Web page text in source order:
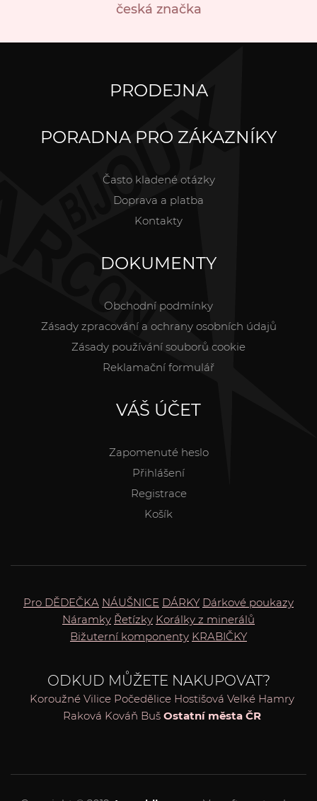
česká značka
PRODEJNA
PORADNA PRO ZÁKAZNÍKY
Často kladené otázky
Doprava a platba
Kontakty
DOKUMENTY
Obchodní podmínky
Zásady zpracování a ochrany osobních údajů
Zásady používání souborů cookie
Reklamační formulář
VÁŠ ÚČET
Zapomenuté heslo
Přihlášení
Registrace
Košík
Pro DĚDEČKA NÁUŠNICE DÁRKY Dárkové poukazy
Náramky Řetízky Korálky z minerálů
Bižuterní komponenty KRABIČKY
ODKUD MŮŽETE NAKUPOVAT?
Koroužné Vilice Počedělice Hostišová Velké Hamry
Raková Kováň Buš Ostatní města ČR